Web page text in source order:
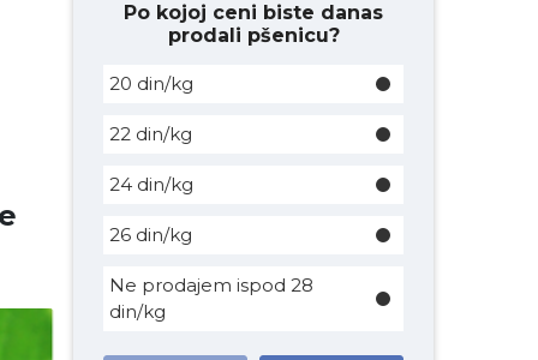
Po kojoj ceni biste danas
prodali pšenicu?
20 din/kg
22 din/kg
24 din/kg
26 din/kg
Ne prodajem ispod 28
din/kg